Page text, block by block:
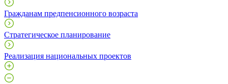
Гражданам предпенсионного возраста
Стратегическое планирование
Реализация национальных проектов